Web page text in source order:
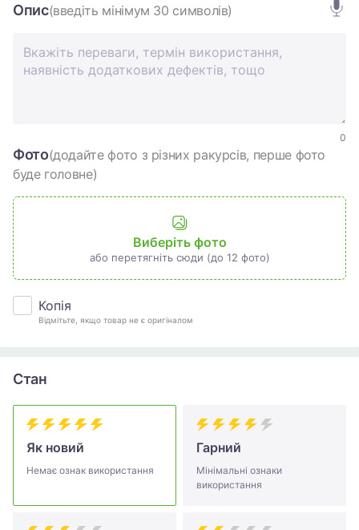
Опис(введіть мінімум 30 символів)
0
Фото(додайте фото з різних ракурсів, перше фото
буде головне)
Виберіть фото
або перетягніть сюди (до 12 фото)
Копія
Відмітьте, якщо товар не є оригіналом
Стан
Як новий
Немає ознак використання
Гарний
Мінімальні ознаки
використання